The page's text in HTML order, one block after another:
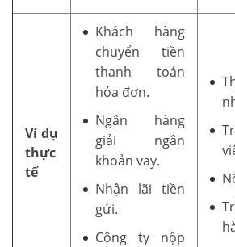
Ví dụ
thực
tế
Khách hàng
chuyển tiền
thanh toán
hóa đơn.
Ngân hàng
giải ngân
khoản vay.
Nhận lãi tiền
gửi.
Công ty nộp